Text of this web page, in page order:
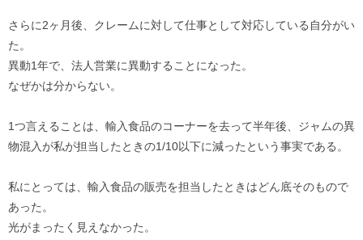
さらに2ヶ月後、クレームに対して仕事として対応している自分がい
た。
異動1年で、法人営業に異動することになった。
なぜかは分からない。
1つ言えることは、輸入食品のコーナーを去って半年後、ジャムの異
物混入が私が担当したときの1/10以下に減ったという事実である。
私にとっては、輸入食品の販売を担当したときはどん底そのもので
あった。
光がまったく見えなかった。